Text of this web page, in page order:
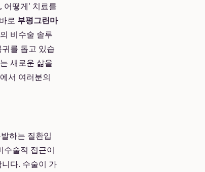
어떻게' 치료를
로 부평그린마
비수술 솔루
를 돕고 있습
새로운 삶을
에서 여러분의
하는 질환입
수술적 접근이
다. 수술이 가